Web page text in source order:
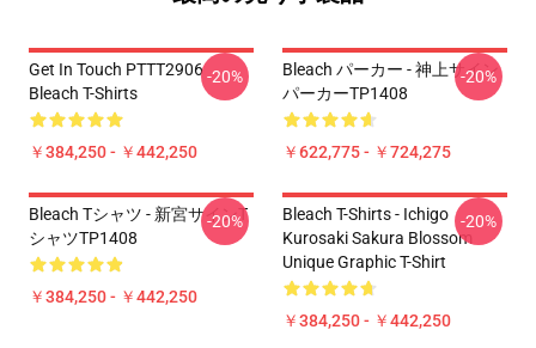
Get In Touch PTTT2906
Bleach T-Shirts
￥384,250 - ￥442,250
-20%
Bleach パーカー - 神上サイン
パーカーTP1408
￥622,775 - ￥724,275
-20%
Bleach Tシャツ - 新宮サインT
シャツTP1408
￥384,250 - ￥442,250
-20%
Bleach T-Shirts - Ichigo
Kurosaki Sakura Blossom
Unique Graphic T-Shirt
￥384,250 - ￥442,250
-20%